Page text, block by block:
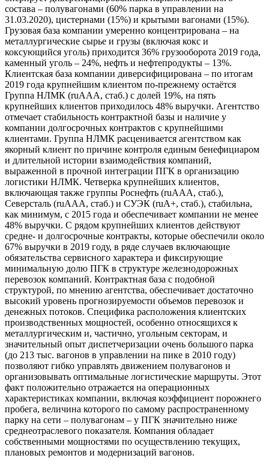
состава – полувагонами (60% парка в управлении на
31.03.2020), цистернами (15%) и крытыми вагонами (15%).
Грузовая база компании умеренно концентрирована – на
металлургические сырье и грузы (включая кокс и
коксующийся уголь) приходится 36% грузооборота 2019 года,
каменный уголь – 24%, нефть и нефтепродукты – 13%.
Клиентская база компании диверсифицирована – по итогам
2019 года крупнейшим клиентом по-прежнему остаётся
Группа НЛМК (ruAAA, стаб.) с долей 19%, на пять
крупнейших клиентов приходилось 48% выручки. Агентство
отмечает стабильность контрактной базы и наличие у
компании долгосрочных контрактов с крупнейшими
клиентами. Группа НЛМК расценивается агентством как
якорный клиент по причине контроля единым бенефициаром
и длительной истории взаимодействия компаний,
выраженной в прочной интеграции ПГК в организацию
логистики НЛМК. Четверка крупнейших клиентов,
включающая также группы Роснефть (ruAAA, стаб.),
Северсталь (ruAAA, стаб.) и СУЭК (ruA+, стаб.), стабильна,
как минимум, с 2015 года и обеспечивает компании не менее
48% выручки. С рядом крупнейших клиентов действуют
средне- и долгосрочные контракты, которые обеспечили около
67% выручки в 2019 году, в ряде случаев включающие
обязательства сервисного характера и фиксирующие
минимальную долю ПГК в структуре железнодорожных
перевозок компаний. Контрактная база с подобной
структурой, по мнению агентства, обеспечивает достаточно
высокий уровень прогнозируемости объемов перевозок и
денежных потоков. Специфика расположения клиентских
производственных мощностей, особенно относящихся к
металлургическим и, частично, угольным секторам, и
значительный опыт диспетчеризации очень большого парка
(до 213 тыс. вагонов в управлении на пике в 2010 году)
позволяют гибко управлять движением полувагонов и
организовывать оптимальные логистические маршруты. Этот
факт положительно отражается на операционных
характеристиках компании, включая коэффициент порожнего
пробега, величина которого по самому распространенному
парку на сети – полувагонам – у ПГК значительно ниже
среднеотраслевого показателя. Компания обладает
собственными мощностями по осуществлению текущих,
плановых ремонтов и модернизаций вагонов.